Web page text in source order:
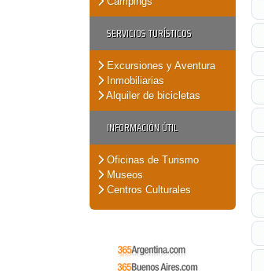
SERVICIOS TURÍSTICOS
Excursiones y Aventura
Inmobiliarias
Alquiler de bicicletas
INFORMACIÓN ÚTIL
Oficinas de Turismo
Museos
Centros Culturales